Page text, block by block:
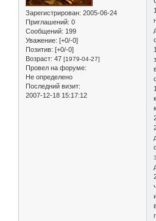
Зарегистрирован: 2005-06-24
Приглашений: 0
Сообщений: 199
Уважение: [+0/-0]
Позитив: [+0/-0]
Возраст: 47 [1979-04-27]
Провел на форуме:
Не определено
Последний визит:
2007-12-18 15:17:12